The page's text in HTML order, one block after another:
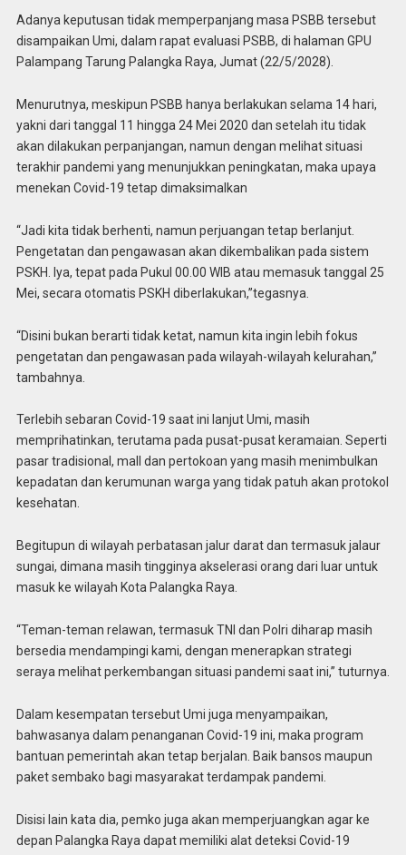
Adanya keputusan tidak memperpanjang masa PSBB tersebut
disampaikan Umi, dalam rapat evaluasi PSBB, di halaman GPU
Palampang Tarung Palangka Raya, Jumat (22/5/2028).
Menurutnya, meskipun PSBB hanya berlakukan selama 14 hari,
yakni dari tanggal 11 hingga 24 Mei 2020 dan setelah itu tidak
akan dilakukan perpanjangan, namun dengan melihat situasi
terakhir pandemi yang menunjukkan peningkatan, maka upaya
menekan Covid-19 tetap dimaksimalkan
“Jadi kita tidak berhenti, namun perjuangan tetap berlanjut.
Pengetatan dan pengawasan akan dikembalikan pada sistem
PSKH. Iya, tepat pada Pukul 00.00 WIB atau memasuk tanggal 25
Mei, secara otomatis PSKH diberlakukan,”tegasnya.
“Disini bukan berarti tidak ketat, namun kita ingin lebih fokus
pengetatan dan pengawasan pada wilayah-wilayah kelurahan,”
tambahnya.
Terlebih sebaran Covid-19 saat ini lanjut Umi, masih
memprihatinkan, terutama pada pusat-pusat keramaian. Seperti
pasar tradisional, mall dan pertokoan yang masih menimbulkan
kepadatan dan kerumunan warga yang tidak patuh akan protokol
kesehatan.
Begitupun di wilayah perbatasan jalur darat dan termasuk jalaur
sungai, dimana masih tingginya akselerasi orang dari luar untuk
masuk ke wilayah Kota Palangka Raya.
“Teman-teman relawan, termasuk TNI dan Polri diharap masih
bersedia mendampingi kami, dengan menerapkan strategi
seraya melihat perkembangan situasi pandemi saat ini,” tuturnya.
Dalam kesempatan tersebut Umi juga menyampaikan,
bahwasanya dalam penanganan Covid-19 ini, maka program
bantuan pemerintah akan tetap berjalan. Baik bansos maupun
paket sembako bagi masyarakat terdampak pandemi.
Disisi lain kata dia, pemko juga akan memperjuangkan agar ke
depan Palangka Raya dapat memiliki alat deteksi Covid-19